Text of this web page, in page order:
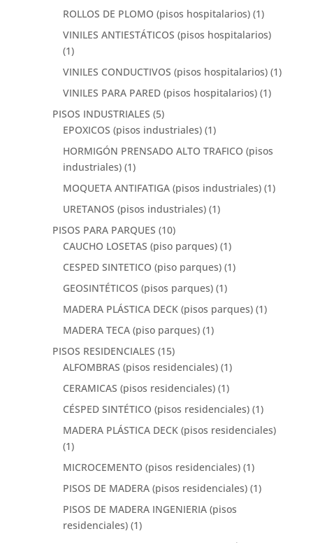
ROLLOS DE PLOMO (pisos hospitalarios) (1)
VINILES ANTIESTÁTICOS (pisos hospitalarios)
(1)
VINILES CONDUCTIVOS (pisos hospitalarios) (1)
VINILES PARA PARED (pisos hospitalarios) (1)
PISOS INDUSTRIALES (5)
EPOXICOS (pisos industriales) (1)
HORMIGÓN PRENSADO ALTO TRAFICO (pisos
industriales) (1)
MOQUETA ANTIFATIGA (pisos industriales) (1)
URETANOS (pisos industriales) (1)
PISOS PARA PARQUES (10)
CAUCHO LOSETAS (piso parques) (1)
CESPED SINTETICO (piso parques) (1)
GEOSINTÉTICOS (pisos parques) (1)
MADERA PLÁSTICA DECK (pisos parques) (1)
MADERA TECA (piso parques) (1)
PISOS RESIDENCIALES (15)
ALFOMBRAS (pisos residenciales) (1)
CERAMICAS (pisos residenciales) (1)
CÉSPED SINTÉTICO (pisos residenciales) (1)
MADERA PLÁSTICA DECK (pisos residenciales)
(1)
MICROCEMENTO (pisos residenciales) (1)
PISOS DE MADERA (pisos residenciales) (1)
PISOS DE MADERA INGENIERIA (pisos
residenciales) (1)